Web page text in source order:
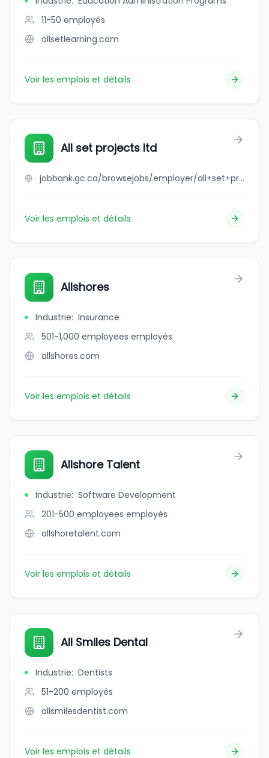
11-50 employés
allsetlearning.com
Voir les emplois et détails
All set projects ltd
jobbank.gc.ca/browsejobs/employer/all+set+projects+ltd/ca
Voir les emplois et détails
Allshores
Industrie: Insurance
501-1,000 employees employés
allshores.com
Voir les emplois et détails
Allshore Talent
Industrie: Software Development
201-500 employees employés
allshoretalent.com
Voir les emplois et détails
All Smiles Dental
Industrie: Dentists
51-200 employés
allsmilesdentist.com
Voir les emplois et détails